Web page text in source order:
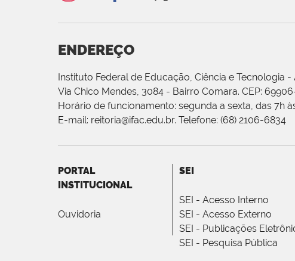
ENDEREÇO
Instituto Federal de Educação, Ciência e Tecnologia -
Via Chico Mendes, 3084 - Bairro Comara. CEP:
Horário de funcionamento: segunda a sexta, das 7h
E-mail: reitoria@ifac.edu.br. Telefone: (68) 2106-6834
PORTAL
INSTITUCIONAL
Ouvidoria
SEI
SEI - Acesso Interno
SEI - Acesso Externo
SEI - Publicações
SEI - Pesquisa Pública